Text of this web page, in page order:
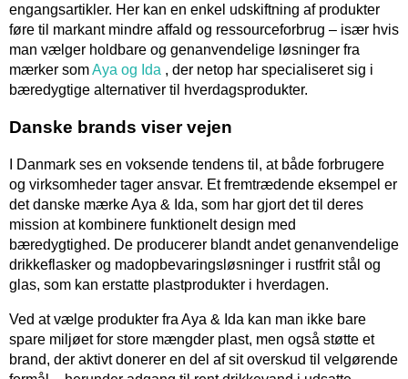
engangsartikler. Her kan en enkel udskiftning af produkter
føre til markant mindre affald og ressourceforbrug – især hvis
man vælger holdbare og genanvendelige løsninger fra
mærker somAya og Ida , der netop har specialiseret sig i
bæredygtige alternativer til hverdagsprodukter.
Danske brands viser vejen
I Danmark ses en voksende tendens til, at både forbrugere
og virksomheder tager ansvar. Et fremtrædende eksempel er
det danske mærke Aya & Ida, som har gjort det til deres
mission at kombinere funktionelt design med
bæredygtighed. De producerer blandt andet genanvendelige
drikkeflasker og madopbevaringsløsninger i rustfrit stål og
glas, som kan erstatte plastprodukter i hverdagen.
Ved at vælge produkter fra Aya & Ida kan man ikke bare
spare miljøet for store mængder plast, men også støtte et
brand, der aktivt donerer en del af sit overskud til velgørende